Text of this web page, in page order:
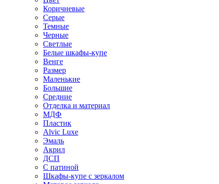
Коричневые
Серые
Темные
Черные
Светлые
Белые шкафы-купе
Венге
Размер
Маленькие
Большие
Средние
Отделка и материал
МДФ
Пластик
Alvic Luxe
Эмаль
Акрил
ДСП
С патиной
Шкафы-купе с зеркалом